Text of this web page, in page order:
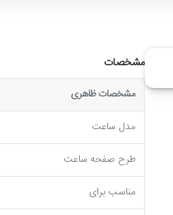
مشخصات
مشخصات ظاهری
مدل ساعت
طرح صفحه ساعت
مناسب برای